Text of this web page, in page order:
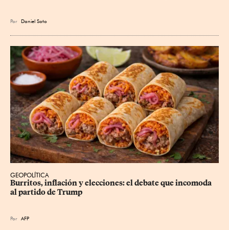
Por Daniel Soto
GEOPOLÍTICA
Burritos, inflación y elecciones: el debate que incomoda
al partido de Trump
Por AFP